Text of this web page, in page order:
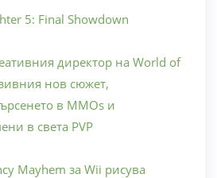
5: Final Showdown
директор на World of
нов сюжет,
в MMOs и
в света PVP
Mayhem за Wii рисува